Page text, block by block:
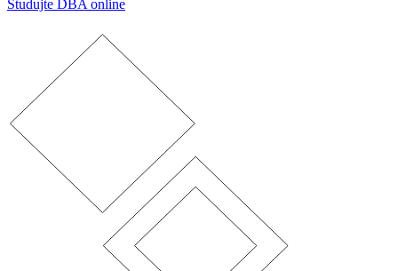
Studujte DBA online